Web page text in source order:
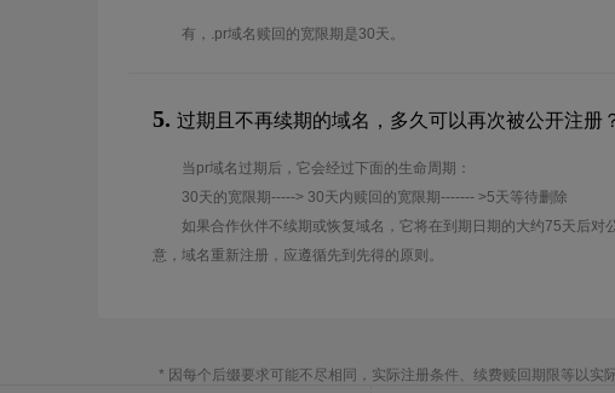
有，.pr域名赎回的宽限期是30天。
5. 过期且不再续期的域名，多久可以再次被公开注册
当pr域名过期后，它会经过下面的生命周期：
30天的宽限期-----> 30天内赎回的宽限期------- >5天等待删除
如果合作伙伴不续期或恢复域名，它将在到期日期的大约75天后对
意，域名重新注册，应遵循先到先得的原则。
* 因每个后缀要求可能不尽相同，实际注册条件、续费赎回期限等以实